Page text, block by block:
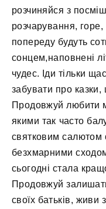
розчиняйся з
розчарування,
попереду будуть
сонцем,наповнені
чудес. Іди тільки
забувати про
Продовжуй любити
якими так часто
святковим салютом
безхмарними
сьогодні стала
Продовжуй
своїх батьків, живи